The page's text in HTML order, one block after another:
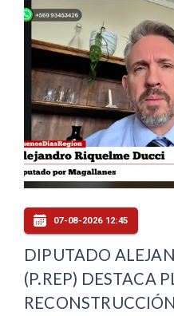
07-08-2026 12:45
DIPUTADO
(P.REP) DESTACA